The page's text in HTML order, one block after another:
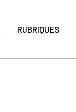
RUBRIQUES